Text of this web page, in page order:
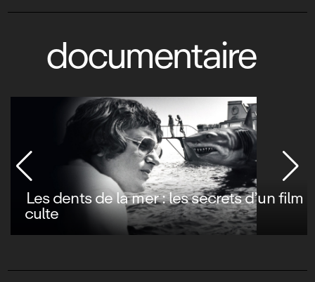
documentaire
Les dents de la mer : les secrets d’un film
culte